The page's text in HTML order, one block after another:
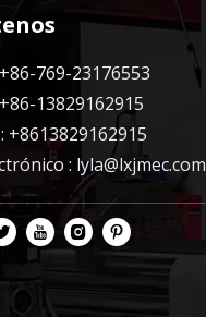
769-23176553
13829162915
+8613829162915
: lyla@lxjmec.com